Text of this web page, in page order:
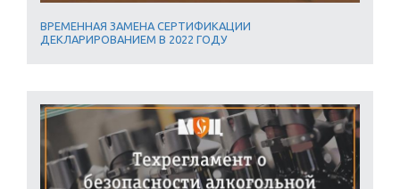
ВРЕМЕННАЯ ЗАМЕНА СЕРТИФИКАЦИИ
ДЕКЛАРИРОВАНИЕМ В 2022 ГОДУ